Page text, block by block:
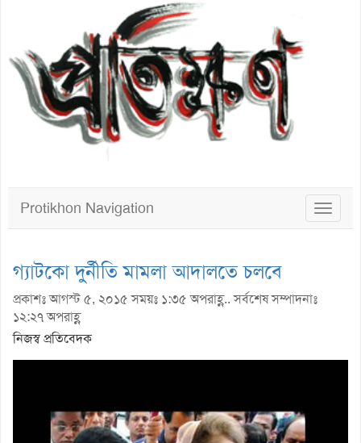
Toggle
Protikhon Navigation
গ্যাটকো দুর্নীতি মামলা আদালতে চলবে
প্রকাশঃ আগস্ট ৫, ২০১৫ সময়ঃ ১:৩৫ অপরাহ্ণ.. সর্বশেষ সম্পাদনাঃ
১২:২৭ অপরাহ্ণ
নিজস্ব প্রতিবেদক